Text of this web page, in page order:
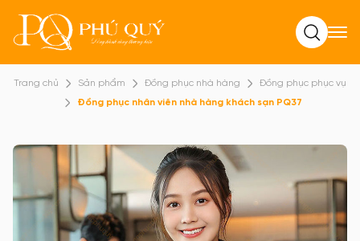
Tìm kiếm
Trang chủ Sản phẩm Đồng phục nhà hàng
Đồng phục phục vụ
Đồng phục nhân viên nhà hàng khách sạn PQ37